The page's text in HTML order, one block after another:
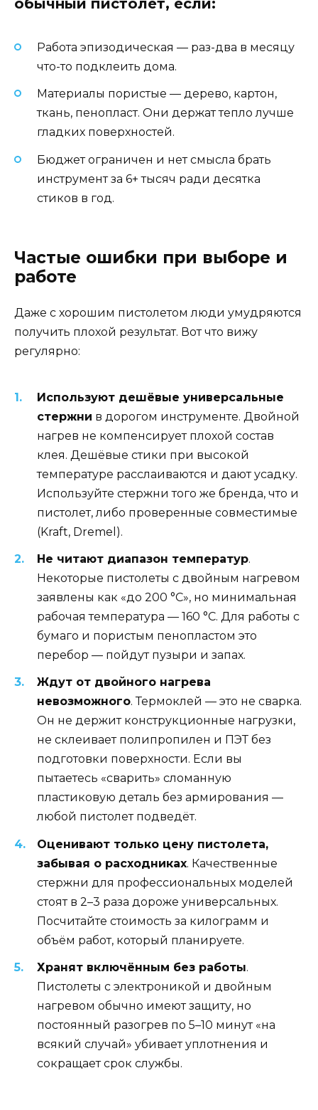
обычный пистолет, если:
Работа эпизодическая — раз-два в месяцу
что-то подклеить дома.
Материалы пористые — дерево, картон,
ткань, пенопласт. Они держат тепло лучше
гладких поверхностей.
Бюджет ограничен и нет смысла брать
инструмент за 6+ тысяч ради десятка
стиков в год.
Частые ошибки при выборе и
работе
Даже с хорошим пистолетом люди умудряются
получить плохой результат. Вот что вижу
регулярно:
Используют дешёвые универсальные
стержни в дорогом инструменте. Двойной
нагрев не компенсирует плохой состав
клея. Дешёвые стики при высокой
температуре расслаиваются и дают усадку.
Используйте стержни того же бренда, что и
пистолет, либо проверенные совместимые
(Kraft, Dremel).
Не читают диапазон температур.
Некоторые пистолеты с двойным нагревом
заявлены как «до 200 °C», но минимальная
рабочая температура — 160 °C. Для работы с
бумаго и пористым пенопластом это
перебор — пойдут пузыри и запах.
Ждут от двойного нагрева
невозможного. Термоклей — это не сварка.
Он не держит конструкционные нагрузки,
не склеивает полипропилен и ПЭТ без
подготовки поверхности. Если вы
пытаетесь «сварить» сломанную
пластиковую деталь без армирования —
любой пистолет подведёт.
Оценивают только цену пистолета,
забывая о расходниках. Качественные
стержни для профессиональных моделей
стоят в 2–3 раза дороже универсальных.
Посчитайте стоимость за килограмм и
объём работ, который планируете.
Хранят включённым без работы.
Пистолеты с электроникой и двойным
нагревом обычно имеют защиту, но
постоянный разогрев по 5–10 минут «на
всякий случай» убивает уплотнения и
сокращает срок службы.